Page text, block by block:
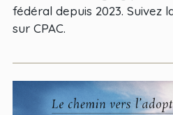
fédéral depuis 2023. Suivez
sur CPAC.